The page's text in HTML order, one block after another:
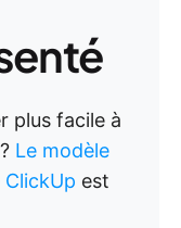
plus facile à
Le modèle
est